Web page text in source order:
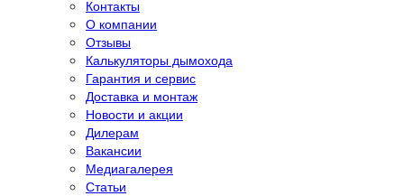
Контакты
О компании
Отзывы
Калькуляторы дымохода
Гарантия и сервис
Доставка и монтаж
Новости и акции
Дилерам
Вакансии
Медиагалерея
Статьи